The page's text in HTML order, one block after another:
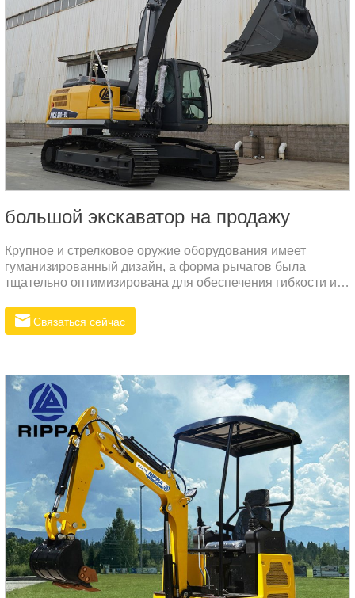
большой экскаватор на продажу
Крупное и стрелковое оружие оборудования имеет
гуманизированный дизайн, а форма рычагов была
тщательно оптимизирована для обеспечения гибкости и
строго контролируется, чтобы повысить его
долговечность и устойчивость к изгибу, а также сократить
внутренние компоненты и предотвращает повреждение
устройства от внешней среды.
Связаться сейчас